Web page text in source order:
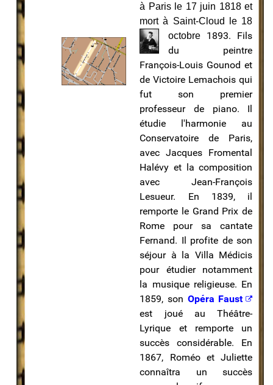
à Paris le 17 juin 1818 et
mort à Saint-Cloud le 18
octobre
1893. Fils
du peintre
François-Louis Gounod et
de Victoire Lemachois qui
fut son premier
professeur de piano. Il
étudie l'harmonie au
Conservatoire de Paris,
avec Jacques Fromental
Halévy et la composition
avec Jean-François
Lesueur. En 1839, il
remporte le Grand Prix de
Rome pour sa cantate
Fernand. Il profite de son
séjour à la Villa Médicis
pour étudier notamment
la musique religieuse. En
1859, son Opéra Faust
est joué au Théâtre-
Lyrique et remporte un
succès considérable. En
1867, Roméo et Juliette
connaîtra un succès